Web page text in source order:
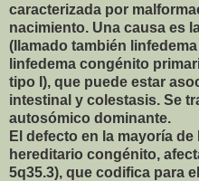
caracterizada por
nacimiento. Una causa es
(llamado también
linfedema congénito
tipo I), que puede estar
intestinal y colestasis. Se
autosómico dominante.
El defecto en la mayoría
hereditario congénito,
5q35.3), que codifica para